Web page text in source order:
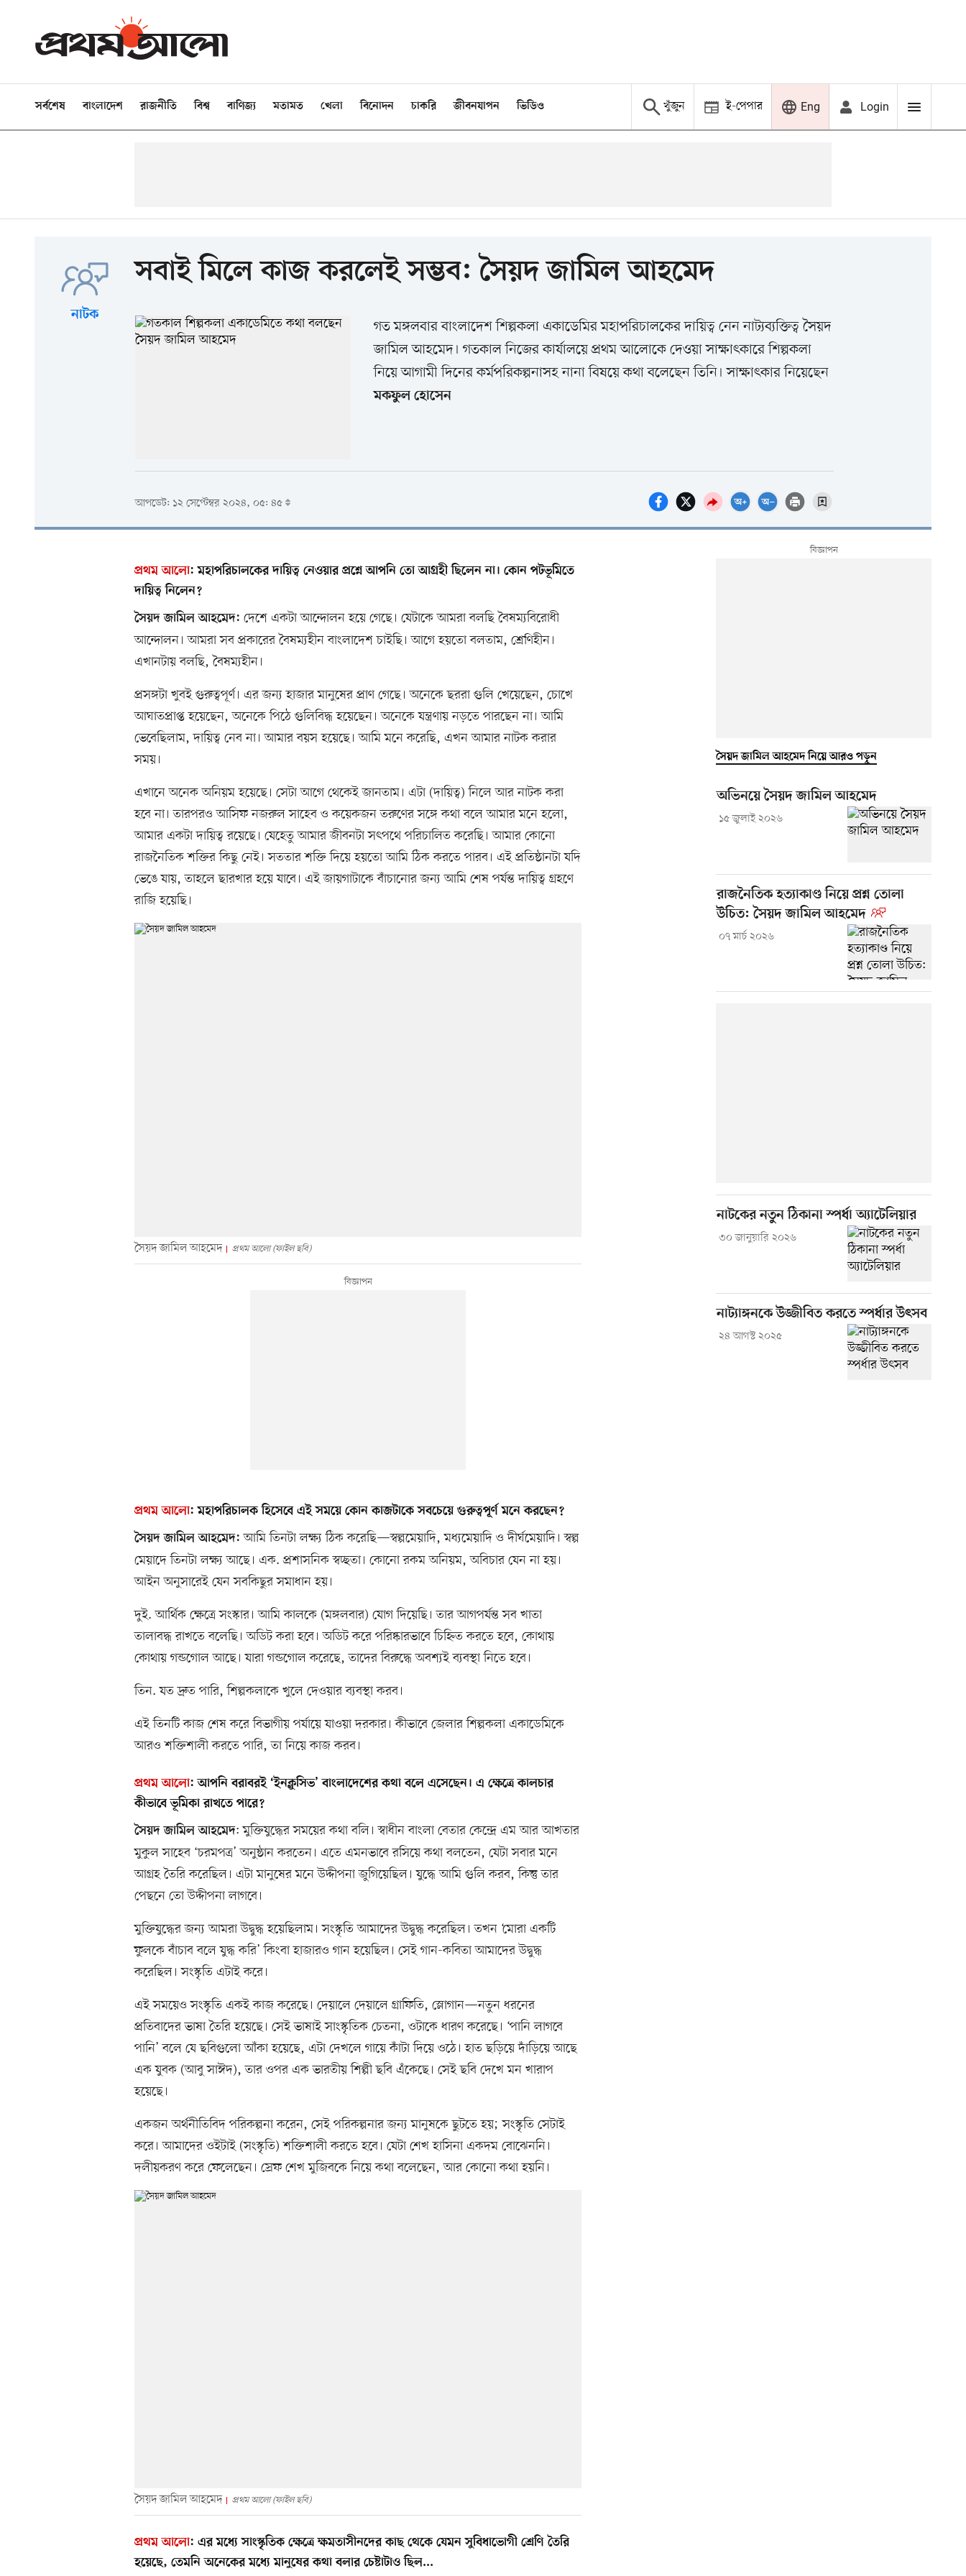
সর্বশেষ বাংলাদেশ রাজনীতি বিশ্ব বাণিজ্য মতামত খেলা বিনোদন চাকরি জীবনযাপন ভিডিও খুঁজুন ই-পেপার Eng Login
নাটক
সবাই মিলে কাজ করলেই সম্ভব: সৈয়দ জামিল আহমেদ
গত মঙ্গলবার বাংলাদেশ শিল্পকলা একাডেমির মহাপরিচালকের দায়িত্ব নেন নাট্যব্যক্তিত্ব সৈয়দ
জামিল আহমেদ। গতকাল নিজের কার্যালয়ে প্রথম আলোকে দেওয়া সাক্ষাৎকারে শিল্পকলা
নিয়ে আগামী দিনের কর্মপরিকল্পনাসহ নানা বিষয়ে কথা বলেছেন তিনি। সাক্ষাৎকার নিয়েছেন
মকফুল হোসেন
আপডেট: ১২ সেপ্টেম্বর ২০২৪, ০৫: ৪৫
প্রথম আলো:মহাপরিচালকের দায়িত্ব নেওয়ার প্রশ্নে আপনি তো আগ্রহী ছিলেন না। কোন পটভূমিতে
দায়িত্ব নিলেন?
সৈয়দ জামিল আহমেদ: দেশে একটা আন্দোলন হয়ে গেছে। যেটাকে আমরা বলছি বৈষম্যবিরোধী
আন্দোলন। আমরা সব প্রকারের বৈষম্যহীন বাংলাদেশ চাইছি। আগে হয়তো বলতাম, শ্রেণিহীন।
এখানটায় বলছি, বৈষম্যহীন।
প্রসঙ্গটা খুবই গুরুত্বপূর্ণ। এর জন্য হাজার মানুষের প্রাণ গেছে। অনেকে ছররা গুলি খেয়েছেন, চোখে
আঘাতপ্রাপ্ত হয়েছেন, অনেকে পিঠে গুলিবিদ্ধ হয়েছেন। অনেকে যন্ত্রণায় নড়তে পারছেন না। আমি
ভেবেছিলাম, দায়িত্ব নেব না। আমার বয়স হয়েছে। আমি মনে করেছি, এখন আমার নাটক করার
সময়।
এখানে অনেক অনিয়ম হয়েছে। সেটা আগে থেকেই জানতাম। এটা (দায়িত্ব) নিলে আর নাটক করা
হবে না। তারপরও আসিফ নজরুল সাহেব ও কয়েকজন তরুণের সঙ্গে কথা বলে আমার মনে হলো,
আমার একটা দায়িত্ব রয়েছে। যেহেতু আমার জীবনটা সৎপথে পরিচালিত করেছি। আমার কোনো
রাজনৈতিক শক্তির কিছু নেই। সততার শক্তি দিয়ে হয়তো আমি ঠিক করতে পারব। এই প্রতিষ্ঠানটা যদি
ভেঙে যায়, তাহলে ছারখার হয়ে যাবে। এই জায়গাটাকে বাঁচানোর জন্য আমি শেষ পর্যন্ত দায়িত্ব গ্রহণে
রাজি হয়েছি।
সৈয়দ জামিল আহমেদ প্রথম আলো (ফাইল ছবি)
প্রথম আলো:মহাপরিচালক হিসেবে এই সময়ে কোন কাজটাকে সবচেয়ে গুরুত্বপূর্ণ মনে করছেন?
সৈয়দ জামিল আহমেদ: আমি তিনটা লক্ষ্য ঠিক করেছি—স্বল্পমেয়াদি, মধ্যমেয়াদি ও দীর্ঘমেয়াদি। স্বল্প
মেয়াদে তিনটা লক্ষ্য আছে। এক. প্রশাসনিক স্বচ্ছতা। কোনো রকম অনিয়ম, অবিচার যেন না হয়।
আইন অনুসারেই যেন সবকিছুর সমাধান হয়।
দুই. আর্থিক ক্ষেত্রে সংস্কার। আমি কালকে (মঙ্গলবার) যোগ দিয়েছি। তার আগপর্যন্ত সব খাতা
তালাবদ্ধ রাখতে বলেছি। অডিট করা হবে। অডিট করে পরিষ্কারভাবে চিহ্নিত করতে হবে, কোথায়
কোথায় গন্ডগোল আছে। যারা গন্ডগোল করেছে, তাদের বিরুদ্ধে অবশ্যই ব্যবস্থা নিতে হবে।
তিন. যত দ্রুত পারি, শিল্পকলাকে খুলে দেওয়ার ব্যবস্থা করব।
এই তিনটি কাজ শেষ করে বিভাগীয় পর্যায়ে যাওয়া দরকার। কীভাবে জেলার শিল্পকলা একাডেমিকে
আরও শক্তিশালী করতে পারি, তা নিয়ে কাজ করব।
প্রথম আলো:আপনি বরাবরই ‘ইনক্লুসিভ’ বাংলাদেশের কথা বলে এসেছেন। এ ক্ষেত্রে কালচার
কীভাবে ভূমিকা রাখতে পারে?
সৈয়দ জামিল আহমেদ: মুক্তিযুদ্ধের সময়ের কথা বলি। স্বাধীন বাংলা বেতার কেন্দ্রে এম আর আখতার
মুকুল সাহেব ‘চরমপত্র’ অনুষ্ঠান করতেন। এতে এমনভাবে রসিয়ে কথা বলতেন, যেটা সবার মনে
আগ্রহ তৈরি করেছিল। এটা মানুষের মনে উদ্দীপনা জুগিয়েছিল। যুদ্ধে আমি গুলি করব, কিন্তু তার
পেছনে তো উদ্দীপনা লাগবে।
মুক্তিযুদ্ধের জন্য আমরা উদ্বুদ্ধ হয়েছিলাম। সংস্কৃতি আমাদের উদ্বুদ্ধ করেছিল। তখন ‘মোরা একটি
ফুলকে বাঁচাব বলে যুদ্ধ করি’ কিংবা হাজারও গান হয়েছিল। সেই গান-কবিতা আমাদের উদ্বুদ্ধ
করেছিল। সংস্কৃতি এটাই করে।
এই সময়েও সংস্কৃতি একই কাজ করেছে। দেয়ালে দেয়ালে গ্রাফিতি, স্লোগান—নতুন ধরনের
প্রতিবাদের ভাষা তৈরি হয়েছে। সেই ভাষাই সাংস্কৃতিক চেতনা, ওটাকে ধারণ করেছে। ‘পানি লাগবে
পানি’ বলে যে ছবিগুলো আঁকা হয়েছে, এটা দেখলে গায়ে কাঁটা দিয়ে ওঠে। হাত ছড়িয়ে দাঁড়িয়ে আছে
এক যুবক (আবু সাঈদ), তার ওপর এক ভারতীয় শিল্পী ছবি এঁকেছে। সেই ছবি দেখে মন খারাপ
হয়েছে।
একজন অর্থনীতিবিদ পরিকল্পনা করেন, সেই পরিকল্পনার জন্য মানুষকে ছুটতে হয়; সংস্কৃতি সেটাই
করে। আমাদের ওইটাই (সংস্কৃতি) শক্তিশালী করতে হবে। যেটা শেখ হাসিনা একদম বোঝেননি।
দলীয়করণ করে ফেলেছেন। স্রেফ শেখ মুজিবকে নিয়ে কথা বলেছেন, আর কোনো কথা হয়নি।
সৈয়দ জামিল আহমেদ প্রথম আলো (ফাইল ছবি)
প্রথম আলো: এর মধ্যে সাংস্কৃতিক ক্ষেত্রে ক্ষমতাসীনদের কাছ থেকে যেমন সুবিধাভোগী শ্রেণি তৈরি
হয়েছে, তেমনি অনেকের মধ্যে মানুষের কথা বলার চেষ্টাটাও ছিল...
সৈয়দ জামিল আহমেদ নিয়ে আরও পড়ুন
অভিনয়ে সৈয়দ জামিল আহমেদ
১৫ জুলাই ২০২৬
রাজনৈতিক হত্যাকাণ্ড নিয়ে প্রশ্ন তোলা
উচিত: সৈয়দ জামিল আহমেদ
০৭ মার্চ ২০২৬
নাটকের নতুন ঠিকানা স্পর্ধা অ্যাটেলিয়ার
৩০ জানুয়ারি ২০২৬
নাট্যাঙ্গনকে উজ্জীবিত করতে স্পর্ধার উৎসব
২৪ আগস্ট ২০২৫